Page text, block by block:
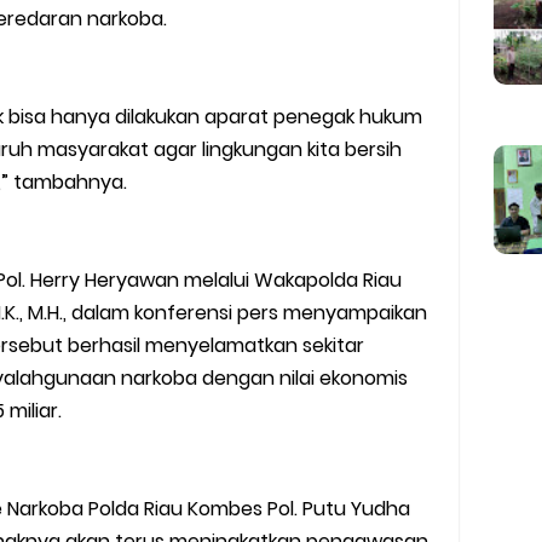
narkoba.
hanya dilakukan aparat penegak hukum
masyarakat agar lingkungan kita bersih
tambahnya.
Herry Heryawan melalui Wakapolda Riau
M.H., dalam konferensi pers menyampaikan
berhasil menyelamatkan sekitar
narkoba dengan nilai ekonomis
miliar.
Polda Riau Kombes Pol. Putu Yudha